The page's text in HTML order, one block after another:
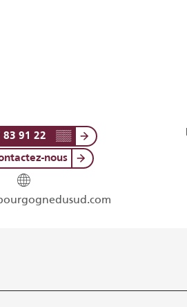
83 91 22 ▒▒
nous